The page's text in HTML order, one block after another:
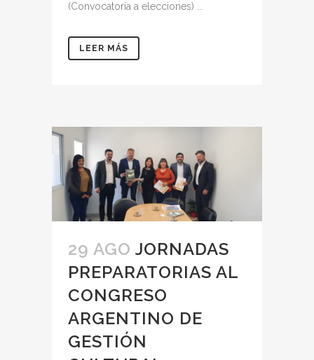
(Convocatoria a elecciones) ...
LEER MÁS
29 AGO JORNADAS
PREPARATORIAS AL
CONGRESO
ARGENTINO DE
GESTIÓN